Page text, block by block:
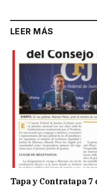
LEER MÁS
Tapa y Contratapa 7